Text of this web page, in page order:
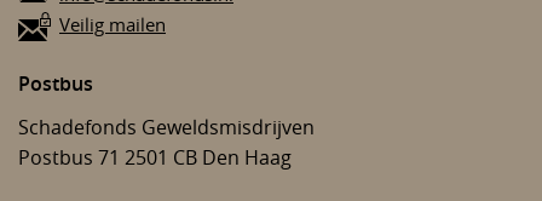
Veilig mailen
Postbus
Schadefonds Geweldsmisdrijven
Postbus 71 2501 CB Den Haag